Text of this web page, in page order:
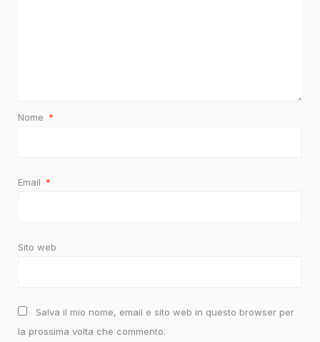
Nome *
Email *
Sito web
Salva il mio nome, email e sito web in questo browser per
la prossima volta che commento.